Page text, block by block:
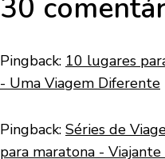
30
Pingback: 10 lugares
- Uma Viagem Diferente
Pingback: Séries de
para maratona -